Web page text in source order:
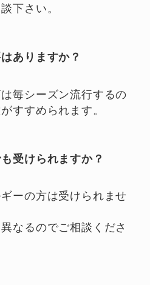
下さい。
ありますか？
毎シーズン流行するの
すすめられます。
受けられますか？
ーの方は受けられませ
なるのでご相談くださ